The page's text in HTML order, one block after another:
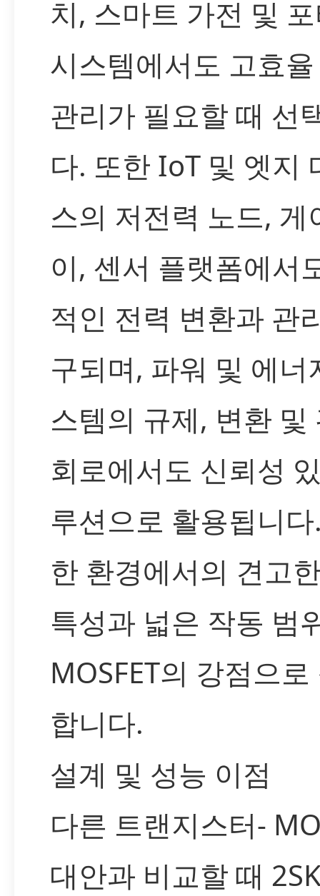
치, 스마트 가전 및
시스템에서도 고효
관리가 필요할 때 선
다. 또한 IoT 및 엣지
스의 저전력 노드, 게
이, 센서 플랫폼에서
적인 전력 변환과 관
구되며, 파워 및 에너
스템의 규제, 변환 및
회로에서도 신뢰성
루션으로 활용됩니
한 환경에서의 견고
특성과 넓은 작동 범
MOSFET의 강점으
합니다.
설계 및 성능 이점
다른 트랜지스터-
대안과 비교할 때